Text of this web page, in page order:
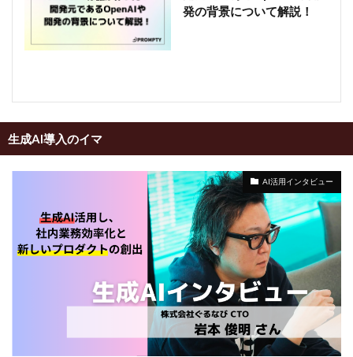
発の背景について解説！
生成AI導入のイマ
AI活用インタビュー